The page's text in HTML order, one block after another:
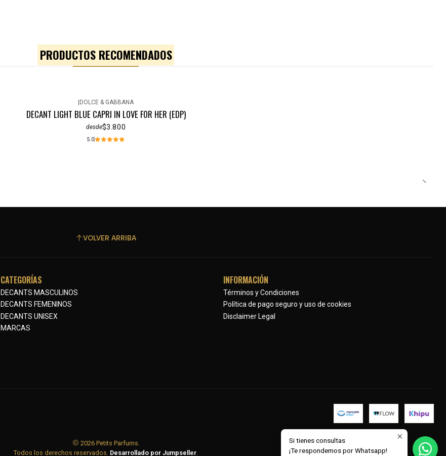
PRODUCTOS RECOMENDADOS
DOLCE & GABBANA
DECANT LIGHT BLUE CAPRI IN LOVE FOR HER (EDP)
desde$3.800
5.0
VOLVER ARRIBA
CATEGORÍAS
DECANTS MASCULINOS
DECANTS FEMENINOS
DECANTS UNISEX
MARCAS
INFORMACIÓN
Términos y Condiciones
Política de pago seguro y uso de cookies
Disclaimer Legal
2026 Petits Parfums.
Todos los derechos reservados. Desarrollado por Jumpseller
Si tienes consultas
¡Te respondemos por Whatsapp!